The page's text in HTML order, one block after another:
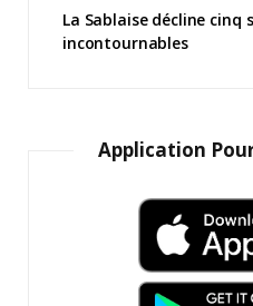
La Sablaise décline cinq
incontournables
Application